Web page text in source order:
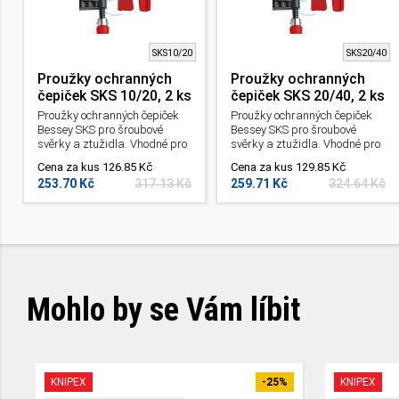
SKS10/20
Proužky ochranných
čepiček SKS 10/20, 2 ks
Proužky ochranných čepiček
Bessey SKS pro šroubové
svěrky a ztužidla. Vhodné pro
GM16Z až 20Z.
Cena za kus 126.85 Kč
317.13 Kč
253.70 Kč
SKS20/40
Proužky ochranných
čepiček SKS 20/40, 2 ks
Proužky ochranných čepiček
Bessey SKS pro šroubové
svěrky a ztužidla. Vhodné pro
60 / GM20Z až 60Z.
Cena za kus 129.85 Kč
324.64 Kč
259.71 Kč
Mohlo by se Vám líbit
KNIPEX -25% KNIPEX